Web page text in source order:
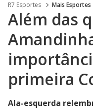
R7 Esportes Mais Esportes
Além das
primeira
Ala-esquerda